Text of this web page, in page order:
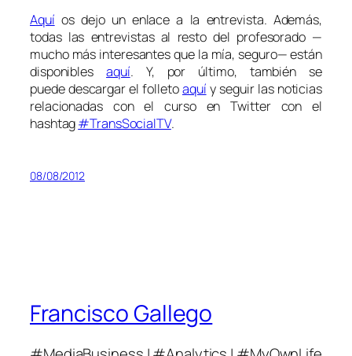
Aquí os dejo un enlace a la entrevista. Además,
todas las entrevistas al resto del profesorado —
mucho más interesantes que la mía, seguro— están
disponiblesaquí. Y, por último, también se
puede descargar el folletoaquí y seguir las noticias
relacionadas con el curso en Twitter con el
hashtag#TransSocialTV.
08/08/2012
Francisco Gallego